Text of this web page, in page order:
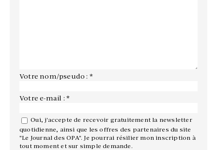
Votre nom/pseudo : *
Votre e-mail : *
Oui, j'accepte de recevoir gratuitement la newsletter
quotidienne, ainsi que les offres des partenaires du site
"Le Journal des OPA". Je pourrai résilier mon inscription à
tout moment et sur simple demande.